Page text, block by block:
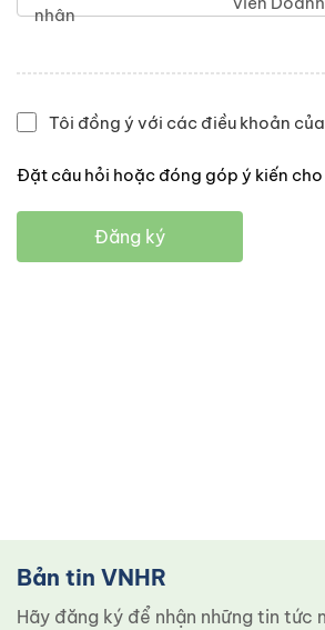
nhân
Tôi đồng ý với các điều khoản của
Đặt câu hỏi hoặc đóng góp ý kiến cho
Đăng ký
Bản tin VNHR
Hãy đăng ký để nhận những tin tức